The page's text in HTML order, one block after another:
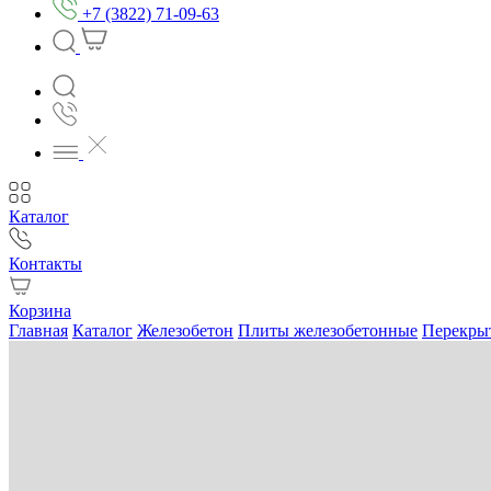
+7 (3822) 71-09-63
Каталог
Контакты
Корзина
Главная Каталог Железобетон Плиты железобетонные